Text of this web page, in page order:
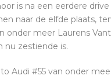
is na een eerdere
naar de elfde plaats,
onder meer Laurens
nu zestiende is.
Audi #55 van onder